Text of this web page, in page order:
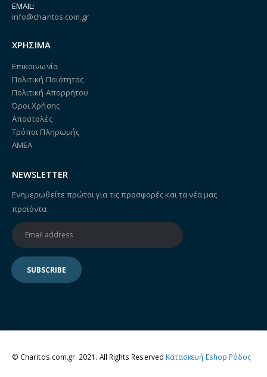
EMAIL:
info@charitos.com.gr
ΧΡΗΣΙΜΑ
Επικοινωνία
Πολιτική Ποιότητας
Πολιτική Απορρήτου
Όροι Χρήσης
Αποστολές
Τρόποι Πληρωμής
ΑΜΕΑ
NEWSLETTER
Ενημερωθείτε πρώτοι για τις προσφορές και τα νέα μας
προϊόντα:
© Charitos.com.gr. 2021. All Rights Reserved Κατασκευή Eshop Ρόδος